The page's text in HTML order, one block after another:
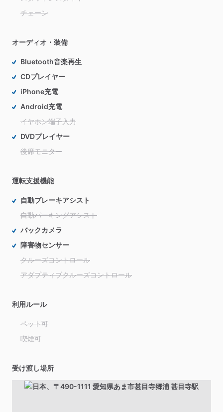
チェーン
オーディオ・装備
Bluetooth音楽再生
CDプレイヤー
iPhone充電
Android充電
イヤホン端子入力
DVDプレイヤー
後席モニター
運転支援機能
自動ブレーキアシスト
自動パーキングアシスト
バックカメラ
障害物センサー
クルーズコントロール
アダプティブクルーズコントロール
利用ルール
ペット可
喫煙可
受け渡し場所